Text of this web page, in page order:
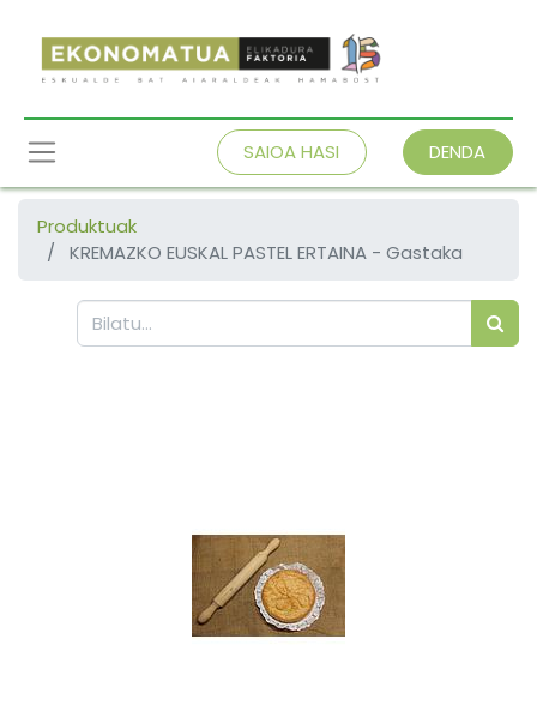
SAIOA HASI DENDA
Produktuak
KREMAZKO EUSKAL PASTEL ERTAINA - Gastaka